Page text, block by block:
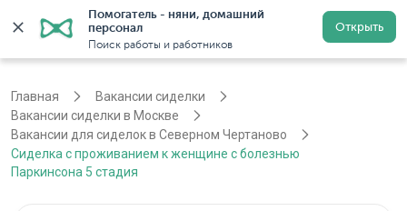
Помогатель - няни, домашний
персонал
Поиск работы и работников
Открыть
Регистрация
Главная
Вакансии сиделки
Вакансии сиделки в Москве
Вакансии для сиделок в Северном Чертаново
Сиделка с проживанием к женщине с болезнью
Паркинсона 5 стадия